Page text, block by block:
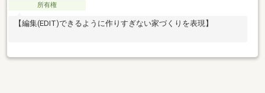
所有権
【編集(EDIT)できるように作りすぎない家づくりを表現】